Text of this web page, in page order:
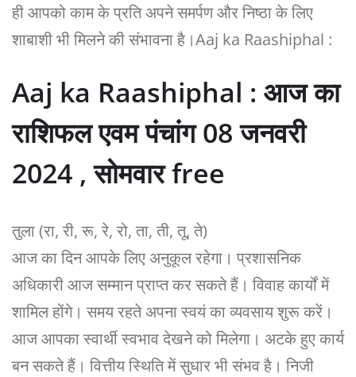
ही आपको काम के प्रति अपने समर्पण और निष्ठा के लिए
शाबाशी भी मिलने की संभावना है।Aaj ka Raashiphal :
Aaj ka Raashiphal : आज का
राशिफल एवम पंचांग 08 जनवरी
2024 , सोमवार free
तुला (रा, री, रू, रे, रो, ता, ती, तू, ते)
आज का दिन आपके लिए अनुकूल रहेगा। प्रशासनिक
अधिकारी आज सम्मान प्राप्त कर सकते हैं। विवाह कार्यों में
शामिल होंगे। समय रहते अपना स्वयं का व्यवसाय शुरू करें।
आज आपका स्वार्थी स्वभाव देखने को मिलेगा। अटके हुए कार्य
बन सकते हैं। वित्तीय स्थिति में सुधार भी संभव है। निजी